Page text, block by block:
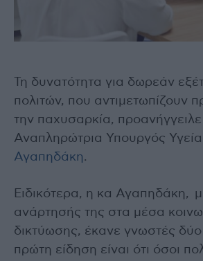
Τη δυνατότητα για δωρεάν
πολιτών, που αντιμετωπίζουν
την παχυσαρκία, προανήγγειλε
Αναπληρώτρια Υπουργός
Αγαπηδάκη.
Ειδικότερα, η κα Αγαπηδάκη,
ανάρτησής της στα μέσα
δικτύωσης, έκανε γνωστές δύο
πρώτη είδηση είναι ότι όσοι